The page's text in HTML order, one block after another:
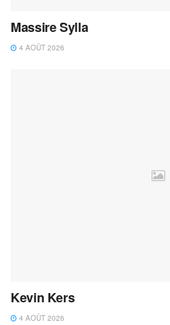
Massire Sylla
4 AOÛT 2026
Kevin Kers
4 AOÛT 2026